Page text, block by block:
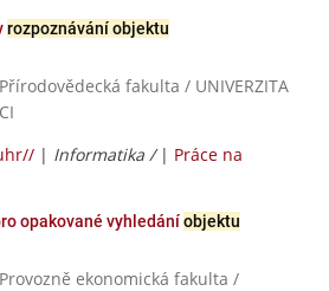
rozpoznávání objektu
fakulta / UNIVERZITA
| Informatika / | Práce na
opakované vyhledáníobjektu
ekonomická fakulta /